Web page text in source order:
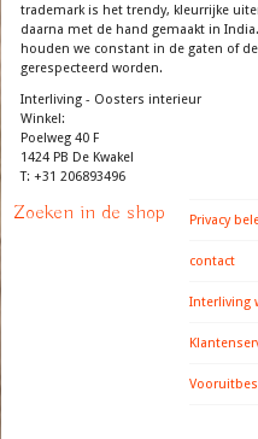
trademark is het trendy, kleurrijke
daarna met de hand gemaakt in
houden we constant in de gaten of
gerespecteerd worden.
Interliving - Oosters interieur
Winkel:
Poelweg 40 F
1424 PB De Kwakel
T: +31 206893496
Zoeken in de shop Privacy
contact
Interliving